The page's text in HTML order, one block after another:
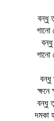
বন্ধু
গানো
বন্ধু
গানো
বন্ধু
বন্ধু
দমকা